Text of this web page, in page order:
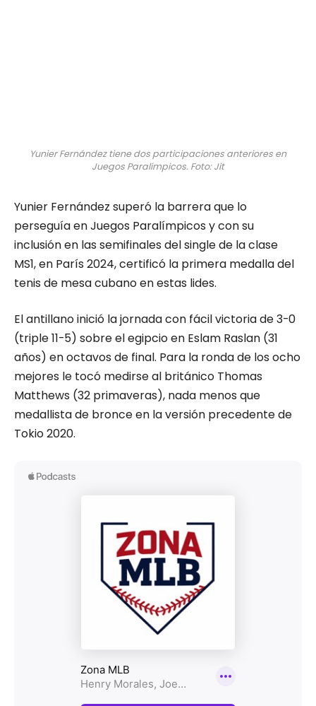
Yunier Fernández tiene dos participaciones anteriores en
Juegos Paralímpicos. Foto: Jit
Yunier Fernández superó la barrera que lo
perseguía en Juegos Paralímpicos y con su
inclusión en las semifinales del single de la clase
MS1, en París 2024, certificó la primera medalla del
tenis de mesa cubano en estas lides.
El antillano inició la jornada con fácil victoria de 3-0
(triple 11-5) sobre el egipcio en Eslam Raslan (31
años) en octavos de final. Para la ronda de los ocho
mejores le tocó medirse al británico Thomas
Matthews (32 primaveras), nada menos que
medallista de bronce en la versión precedente de
Tokio 2020.